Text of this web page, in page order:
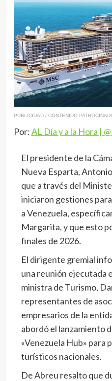
PUBLICIDAD / CONTENIDO
Por:AL Día y a la Hora |
El presidente de la
Nueva Esparta,
que a través del
iniciaron gestiones
a Venezuela,
Margarita, y que esto
finales de 2026.
El dirigente gremial
una reunión ejecutada
ministra de Turismo,
representantes de
empresarios de la
abordó el lanzamiento
«Venezuela Hub» para
turísticos nacionales.
De Abreu resalto que